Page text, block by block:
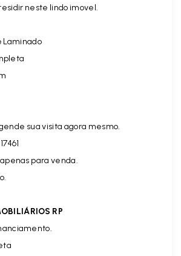
neste lindo imovel.
Laminado
sua visita agora mesmo.
para venda.
RP